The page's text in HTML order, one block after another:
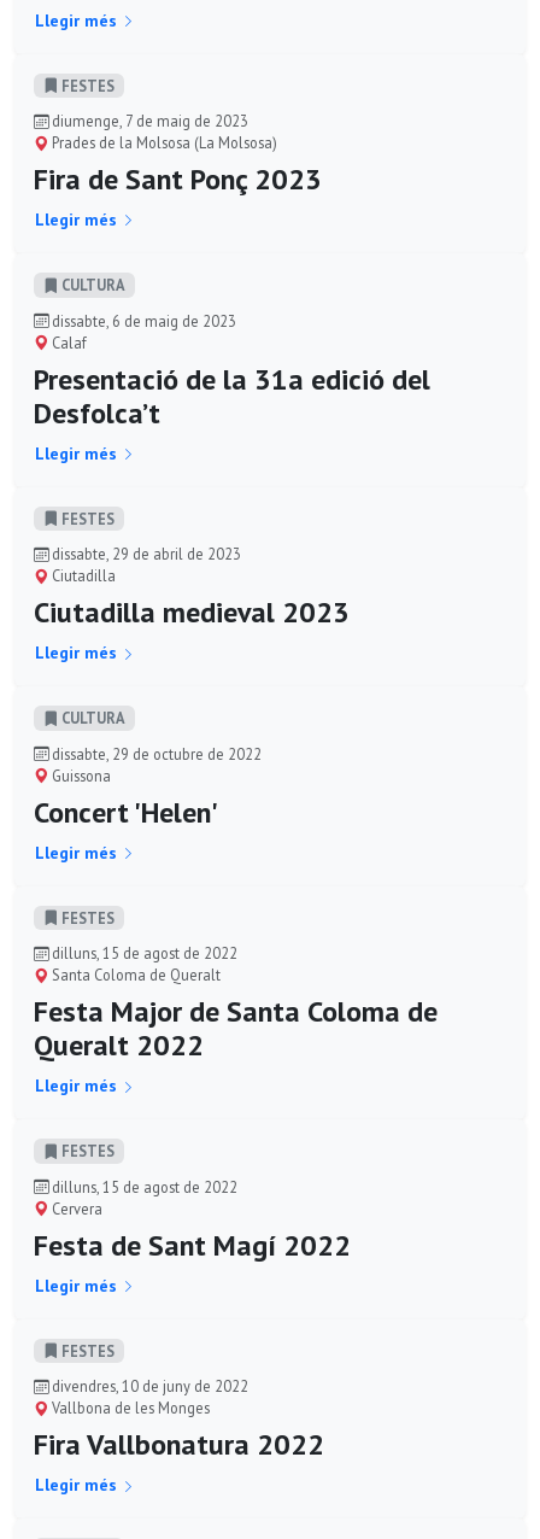
Llegir més
FESTES
diumenge, 7 de maig de 2023
Prades de la Molsosa (La Molsosa)
Fira de Sant Ponç 2023
Llegir més
CULTURA
dissabte, 6 de maig de 2023
Calaf
Presentació de la 31a edició del
Desfolca’t
Llegir més
FESTES
dissabte, 29 de abril de 2023
Ciutadilla
Ciutadilla medieval 2023
Llegir més
CULTURA
dissabte, 29 de octubre de 2022
Guissona
Concert 'Helen'
Llegir més
FESTES
dilluns, 15 de agost de 2022
Santa Coloma de Queralt
Festa Major de Santa Coloma de
Queralt 2022
Llegir més
FESTES
dilluns, 15 de agost de 2022
Cervera
Festa de Sant Magí 2022
Llegir més
FESTES
divendres, 10 de juny de 2022
Vallbona de les Monges
Fira Vallbonatura 2022
Llegir més